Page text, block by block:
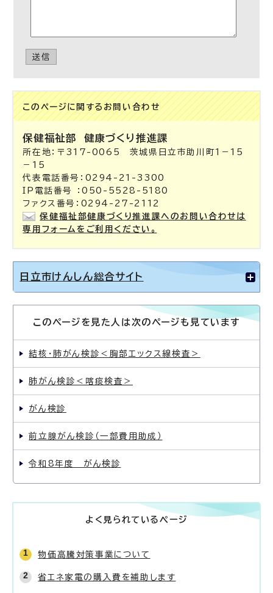
送信
このページに関する お問い合わせ
保健福祉部健康づくり推進課
所在地：〒317-0065 茨城県日立市助川町1－15
－15
代表電話番号：0294-21-3300
IP電話番号 ：050-5528-5180
ファクス番号：0294-27-2112
保健福祉部健康づくり推進課へのお問い合わせは
専用フォームをご利用ください。
日立市けんしん総合サイト
このページを見た人は次のページも見ています
結核・肺がん検診＜胸部エックス線検査＞
肺がん検診＜喀痰検査＞
がん検診
前立腺がん検診（一部費用助成）
令和8年度 がん検診
よく見られているページ
物価高騰対策事業について
省エネ家電の購入費を補助します